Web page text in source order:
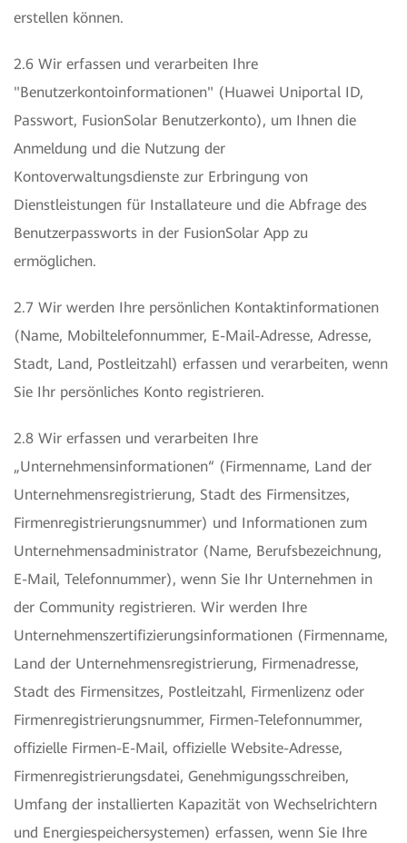
erstellen können.
2.6 Wir erfassen und verarbeiten Ihre
"Benutzerkontoinformationen" (Huawei Uniportal ID,
Passwort, FusionSolar Benutzerkonto), um Ihnen die
Anmeldung und die Nutzung der
Kontoverwaltungsdienste zur Erbringung von
Dienstleistungen für Installateure und die Abfrage des
Benutzerpassworts in der FusionSolar App zu
ermöglichen.
2.7 Wir werden Ihre persönlichen Kontaktinformationen
(Name, Mobiltelefonnummer, E-Mail-Adresse, Adresse,
Stadt, Land, Postleitzahl) erfassen und verarbeiten, wenn
Sie Ihr persönliches Konto registrieren.
2.8 Wir erfassen und verarbeiten Ihre
„Unternehmensinformationen“ (Firmenname, Land der
Unternehmensregistrierung, Stadt des Firmensitzes,
Firmenregistrierungsnummer) und Informationen zum
Unternehmensadministrator (Name, Berufsbezeichnung,
E-Mail, Telefonnummer), wenn Sie Ihr Unternehmen in
der Community registrieren. Wir werden Ihre
Unternehmenszertifizierungsinformationen (Firmenname,
Land der Unternehmensregistrierung, Firmenadresse,
Stadt des Firmensitzes, Postleitzahl, Firmenlizenz oder
Firmenregistrierungsnummer, Firmen-Telefonnummer,
offizielle Firmen-E-Mail, offizielle Website-Adresse,
Firmenregistrierungsdatei, Genehmigungsschreiben,
Umfang der installierten Kapazität von Wechselrichtern
und Energiespeichersystemen) erfassen, wenn Sie Ihre